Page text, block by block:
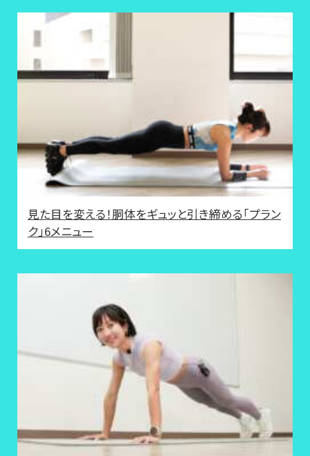
見た目を変える！胴体をギュッと引き締める「プラン
ク」6メニュー